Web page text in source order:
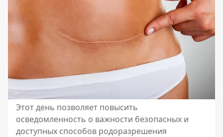
Этот день позволяет повысить
осведомленность о важности безопасных и
доступных способов родоразрешения